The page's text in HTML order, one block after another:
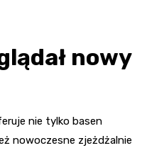
nowy
nie tylko basen
nowoczesne zjeżdżalnie